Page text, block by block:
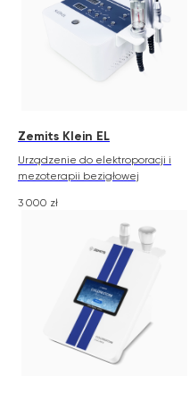
Zemits Klein EL
Urządzenie do elektroporacji i
mezoterapii bezigłowej
3 000 zł